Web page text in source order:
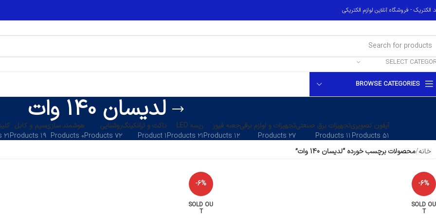
الکتریک - فروشگاه آنلاین لوازم الکتریکی
SELECT
BROWSE CATEGORIES
لدیسان 140 وات
آیفون تصویری
۵۱ Products
تجهیزات برق صنعتی
۱۱ Products
تجهیزات و لوازم برقی
۲۷ Products
جعبه فیوز
۱۲ Products
ریسه LED
۲۱ Products
داکت و ترانکینگ
۱ Product
روشنایی
۷۲ Products
هوشمند سازی
۰ Products
سیم و کابل
۱۹ Products
۲۱ Products
خانه محصولات برچسب خورده “لدیسان 140 وات”
-6%
SOLD OU
T
-6%
SOLD OU
T